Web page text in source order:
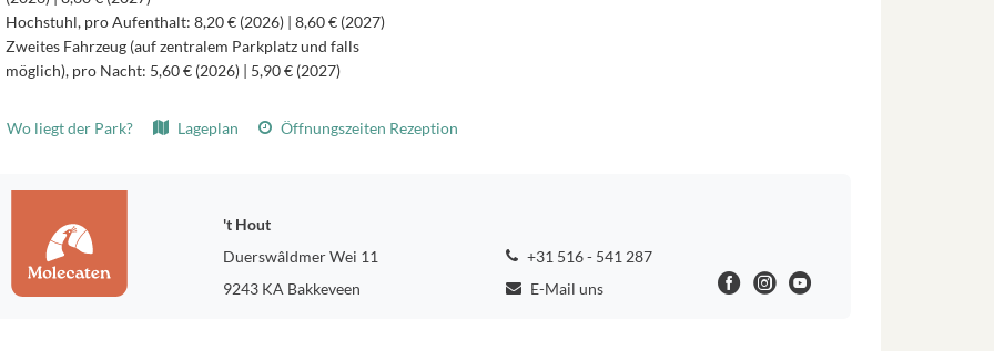
Hochstuhl, pro Aufenthalt: 8,20 € (2026) | 8,60 € (2027)
Zweites Fahrzeug (auf zentralem Parkplatz und falls
möglich), pro Nacht: 5,60 € (2026) | 5,90 € (2027)
Wo liegt der Park? Lageplan Öffnungszeiten Rezeption
't Hout
Duerswâldmer Wei 11
9243 KA Bakkeveen
+31 516 - 541 287
E-Mail uns